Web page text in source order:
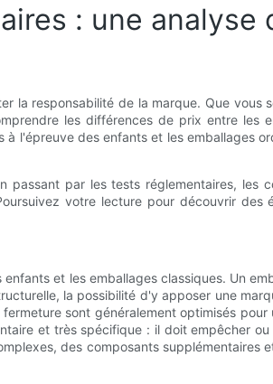
: une analyse
la responsabilité de la marque. Que vous
les différences de prix entre les
l'épreuve des enfants et les emballages
par les tests réglementaires, les
votre lecture pour découvrir des
et les emballages classiques. Un
la possibilité d'y apposer une
sont généralement optimisés
et très spécifique : il doit empêcher
des composants supplémentaires